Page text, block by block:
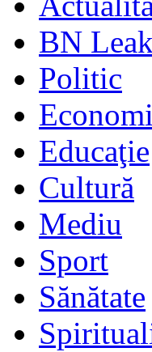
BN
Politic
Educaţie
Cultură
Mediu
Sport
Sănătate